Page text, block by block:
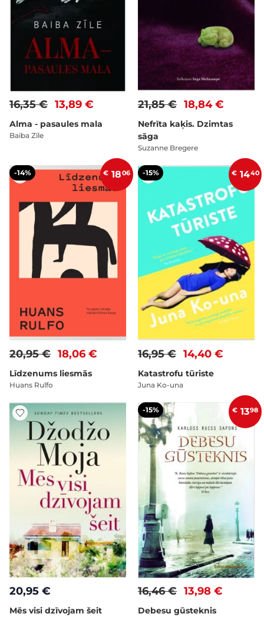
13,89 €
16,35 €
Alma - pasaules mala
Baiba Zīle
18,84 €
21,85 €
Nefrīta kaķis. Dzimtas
sāga
Suzanne Bregere
-14% € 1806
18,06 €
20,95 €
Līdzenums liesmās
Huans Rulfo
-15% € 1440
14,40 €
16,95 €
Katastrofu tūriste
Juna Ko-una
20,95 €
Mēs visi dzīvojam šeit
-15% € 1398
13,98 €
16,46 €
Debesu gūsteknis